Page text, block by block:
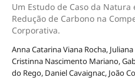
Um Estudo de Caso da
Redução de Carbono na
Corporativa.
Anna Catarina Viana Rocha,
Cristinna Nascimento Mariano,
do Rego, Daniel Cavaignac, João